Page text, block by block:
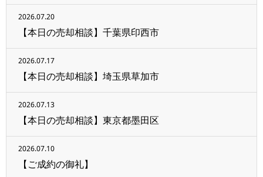
2026.07.20
【本日の売却相談】千葉県印西市
2026.07.17
【本日の売却相談】埼玉県草加市
2026.07.13
【本日の売却相談】東京都墨田区
2026.07.10
【ご成約の御礼】